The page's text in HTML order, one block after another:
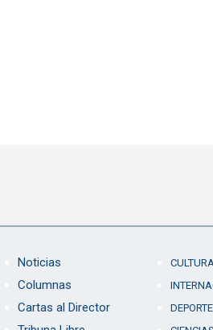
Noticias
Columnas
Cartas al Director
CULTURA